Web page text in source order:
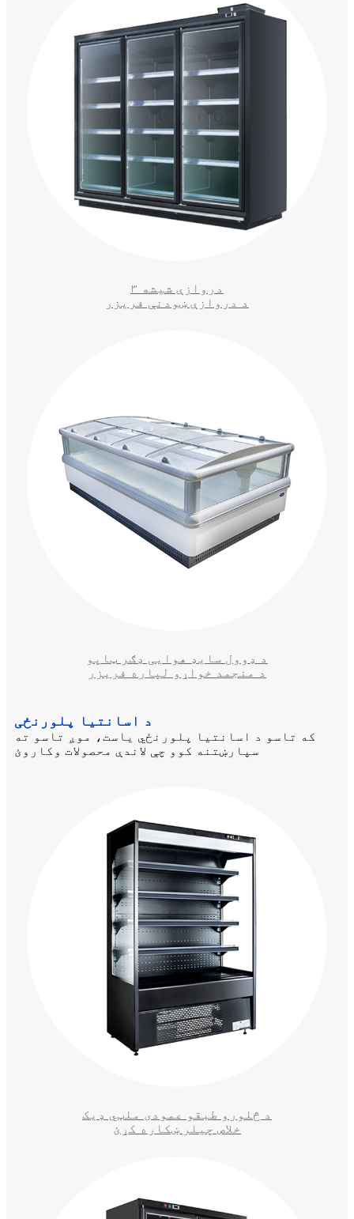
۳ دروازې شیشه
د دروازې ښودنې فریزر
د ډوول سایډ هوایی ډګر ټاپو
د منجمد خواړو لپاره فریزر
د اسانتیا پلورنځی
که تاسو د اسانتیا پلورنځي یاست، موږ تاسو ته
سپارښتنه کوو چې لاندې محصولات وکاروئ
د څلورو طبقو عمودی ملټي ډیک
خلاص چیلر ښکاره کړئ